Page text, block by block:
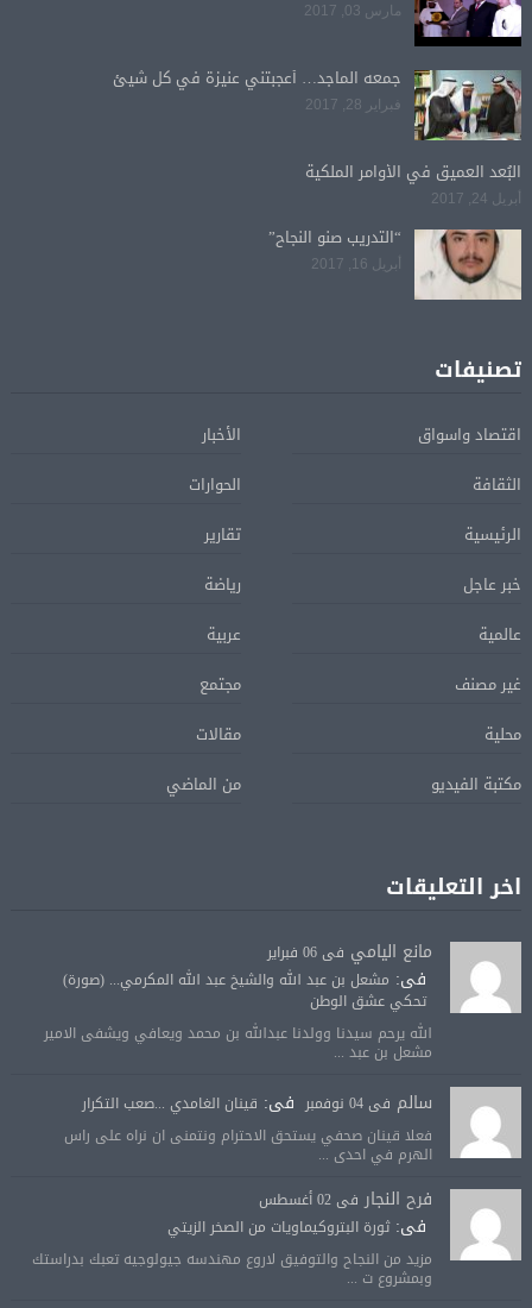
مارس 03, 2017
جمعه الماجد… أعجبتني عنيزة في كل شيئ
فبراير 28, 2017
البُعد العميق في الأوامر الملكية
أبريل 24, 2017
“التدريب صنو النجاح”
أبريل 16, 2017
تصنيفات
اقتصاد واسواق
الأخبار
الثقافة
الحوارات
الرئيسية
تقارير
خبر عاجل
رياضة
عالمية
عربية
غير مصنف
مجتمع
محلية
مقالات
مكتبة الفيديو
من الماضي
اخر التعليقات
مانع اليامي فى 06 فبراير
فى: مشعل بن عبد الله والشيخ عبد الله المكرمي... (صورة)
تحكي عشق الوطن
الله يرحم سيدنا وولدنا عبدالله بن محمد ويعافي ويشفى الامير
مشعل بن عبد ...
سالم فى 04 نوفمبر فى: قينان الغامدي ...صعب التكرار
فعلا قينان صحفي يستحق الاحترام ونتمنى ان نراه على راس
الهرم في احدى ...
فرح النجار فى 02 أغسطس
فى:ثورة البتروكيماويات من الصخر الزيتي
مزيد من النجاح والتوفيق لاروع مهندسه جيولوجيه تعبك بدراستك
وبمشروع ت ...